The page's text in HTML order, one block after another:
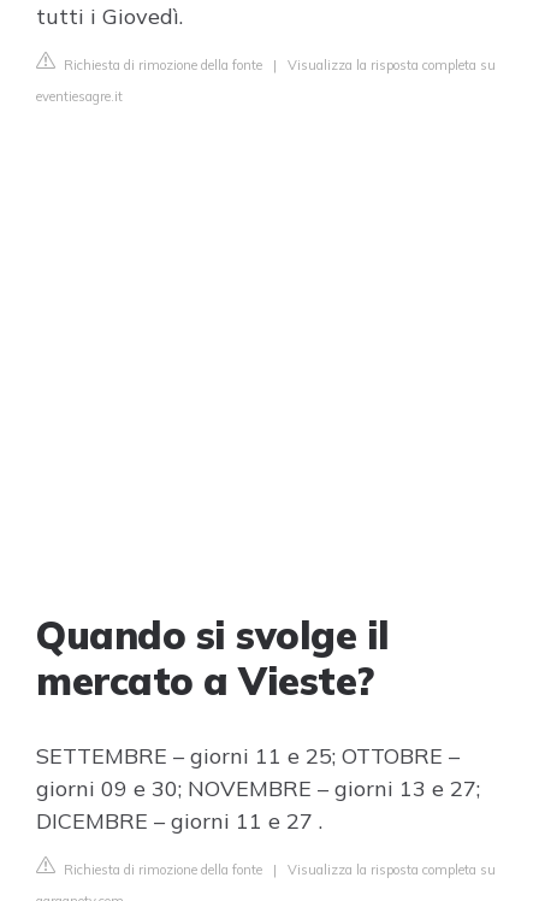
tutti i Giovedì.
Richiesta di rimozione della fonte | Visualizza la risposta completa su
eventiesagre.it
Quando si svolge il
mercato a Vieste?
SETTEMBRE – giorni 11 e 25; OTTOBRE –
giorni 09 e 30; NOVEMBRE – giorni 13 e 27;
DICEMBRE – giorni 11 e 27 .
Richiesta di rimozione della fonte | Visualizza la risposta completa su